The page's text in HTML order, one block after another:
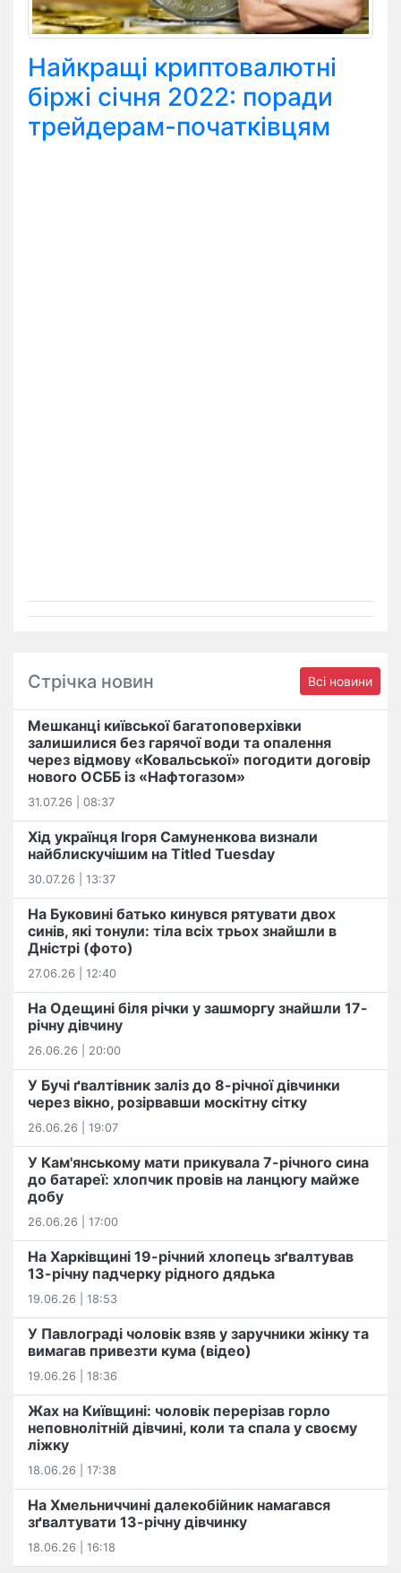
Найкращі криптовалютні
біржі січня 2022: поради
трейдерам-початківцям
Стрічка новин Всі новини
Мешканці київської багатоповерхівки
залишилися без гарячої води та опалення
через відмову «Ковальської» погодити договір
нового ОСББ із «Нафтогазом»
31.07.26 | 08:37
Хід українця Ігоря Самуненкова визнали
найблискучішим на Titled Tuesday
30.07.26 | 13:37
На Буковині батько кинувся рятувати двох
синів, які тонули: тіла всіх трьох знайшли в
Дністрі (фото)
27.06.26 | 12:40
На Одещині біля річки у зашморгу знайшли 17-
річну дівчину
26.06.26 | 20:00
У Бучі ґвалтівник заліз до 8-річної дівчинки
через вікно, розірвавши москітну сітку
26.06.26 | 19:07
У Кам'янському мати прикувала 7-річного сина
до батареї: хлопчик провів на ланцюгу майже
добу
26.06.26 | 17:00
На Харківщині 19-річний хлопець​ ️зґвалтував
13-річну падчерку рідного дядька
19.06.26 | 18:53
У Павлограді чоловік взяв у заручники жінку та
вимагав привезти кума (відео)
19.06.26 | 18:36
Жах на Київщині: чоловік перерізав горло
неповнолітній дівчині, коли та спала у своєму
ліжку
18.06.26 | 17:38
На Хмельниччині далекобійник намагався
зґвалтувати 13-річну дівчинку
18.06.26 | 16:18